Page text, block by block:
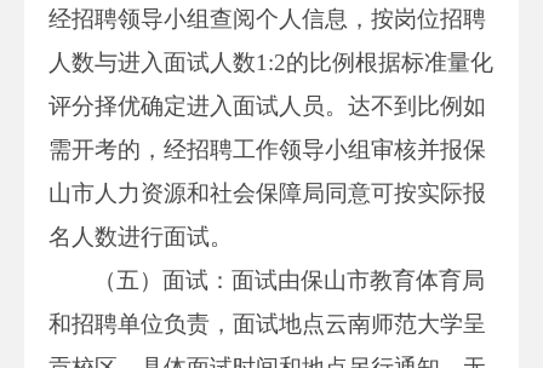
经招聘领导小组查阅个人信息，按岗位招聘
人数与进入面试人数1:2的比例根据标准量化
评分择优确定进入面试人员。达不到比例如
需开考的，经招聘工作领导小组审核并报保
山市人力资源和社会保障局同意可按实际报
名人数进行面试。
（五）面试：面试由保山市教育体育局
和招聘单位负责，面试地点云南师范大学呈